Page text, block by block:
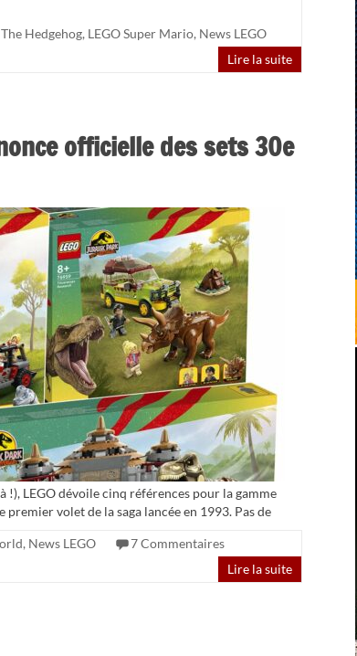
Hedgehog, LEGO Super Mario, News LEGO
Lire la suite
officielle des sets 30e
LEGO dévoile cinq références pour la gamme
volet de la saga lancée en 1993. Pas de
, News LEGO
7 Commentaires
Lire la suite